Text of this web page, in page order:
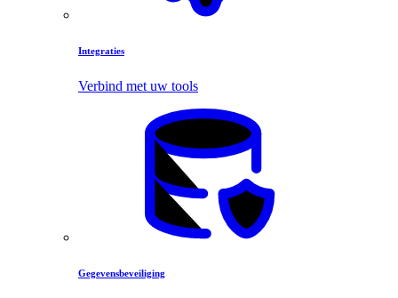
Integraties
Verbind met uw tools
Gegevensbeveiliging